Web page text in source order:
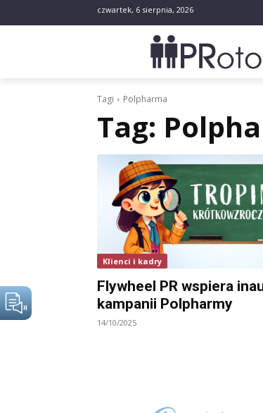
czwartek, 6 sierpnia, 2026
Tagi Polpharma
Tag:
Klienci i kadry
Flywheel PR wspiera
kampanii Polpharmy
14/10/2025